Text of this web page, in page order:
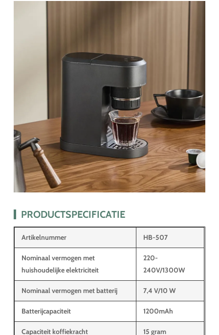
PRODUCTSPECIFICATIE
Artikelnummer HB-507
Nominaal vermogen met
huishoudelijke elektriciteit
220-
240V/1300W
Nominaal vermogen met batterij 7,4 V/10 W
Batterijcapaciteit 1200mAh
Capaciteit koffiekracht 15 gram